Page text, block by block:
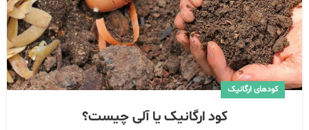
کودهای ارگانیک
کود ارگانیک یا آلی چیست؟